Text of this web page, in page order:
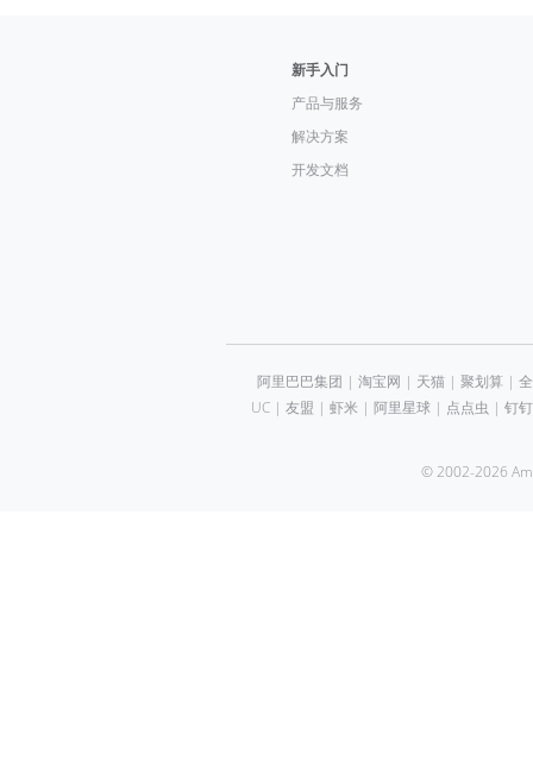
新手入门
产品与服务
解决方案
开发文档
阿里巴巴集团 | 淘宝网 | 天猫| 聚划算 |
UC| 友盟 | 虾米 | 阿里星球| 点点虫 | 钉钉
© 2002-2026